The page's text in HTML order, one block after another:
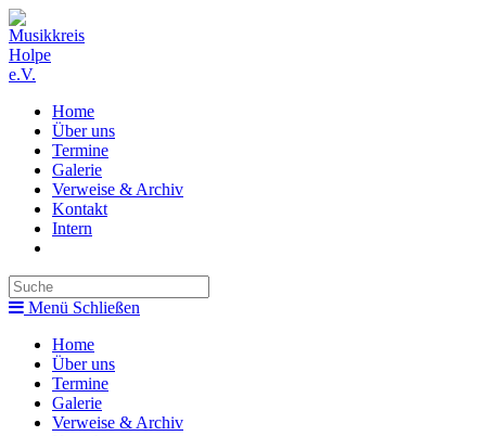
Zum
Inhalt
springen
Home
Über uns
Termine
Galerie
Verweise & Archiv
Kontakt
Intern
search
Menü Schließen
Home
Über uns
Termine
Galerie
Verweise & Archiv